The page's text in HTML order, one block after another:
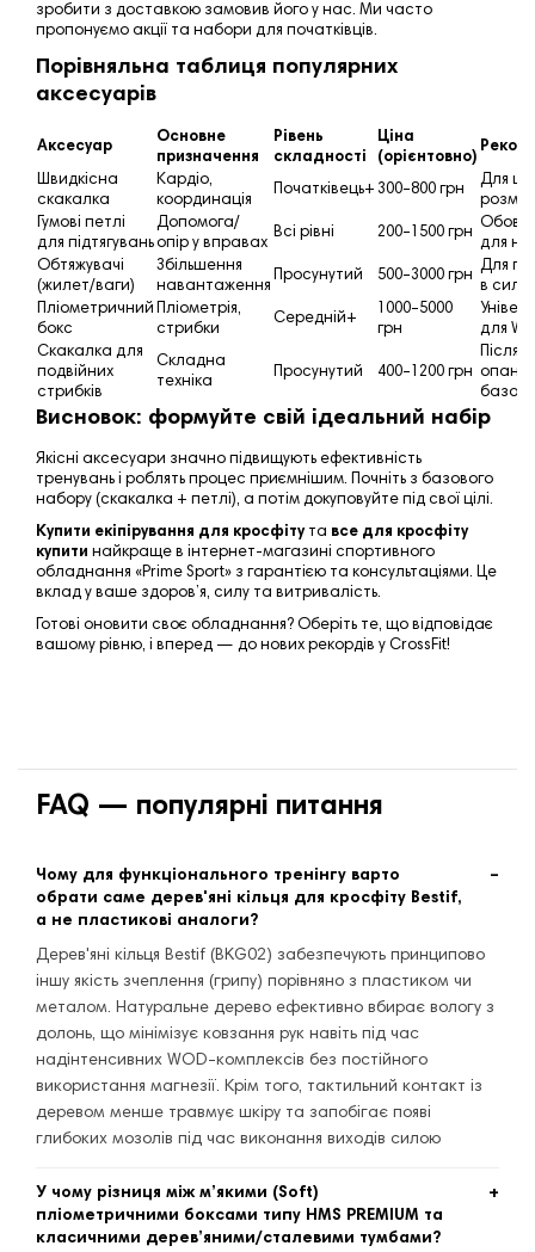
зробити з доставкою замовив його у нас. Ми часто
пропонуємо акції та набори для початківців.
Порівняльна таблиця популярних
аксесуарів
Аксесуар
Основне
призначення
Рівень
складності
Ціна
(орієнтовно)
Швидкісна
скакалка
Кардіо,
координація
Початківець+ 300–800 грн
Для
Гумові петлі
для підтягувань
Допомога/
опір у вправах
Всі рівні 200–1500 грн
для
Обтяжувачі
(жилет/ваги)
Збільшення
навантаження
Просунутий 500–3000 грн
Для
в силі
Пліометричний
бокс
Пліометрія,
стрибки
Середній+
1000–5000
грн
для
Скакалка для
подвійних
стрибків
Складна
техніка
Просунутий 400–1200 грн
Після
Висновок: формуйте свій ідеальний набір
Якісні аксесуари значно підвищують ефективність
тренувань і роблять процес приємнішим. Почніть з базового
набору (скакалка + петлі), а потім докуповуйте під свої цілі.
Купити екіпірування для кросфітута все для кросфіту
купити найкраще в інтернет-магазині спортивного
обладнання «Prime Sport» з гарантією та консультаціями. Це
вклад у ваше здоров’я, силу та витривалість.
Готові оновити своє обладнання? Оберіть те, що відповідає
вашому рівню, і вперед — до нових рекордів у CrossFit!
FAQ — популярні питання
Чому для функціонального тренінгу варто
обрати саме дерев'яні кільця для кросфіту Bestif,
а не пластикові аналоги?
Дерев'яні кільця Bestif (BKG02) забезпечують принципово
іншу якість зчеплення (грипу) порівняно з пластиком чи
металом. Натуральне дерево ефективно вбирає вологу з
долонь, що мінімізує ковзання рук навіть під час
надінтенсивних WOD-комплексів без постійного
використання магнезії. Крім того, тактильний контакт із
деревом менше травмує шкіру та запобігає появі
глибоких мозолів під час виконання виходів силою
У чому різниця між м’якими (Soft)
пліометричними боксами типу HMS PREMIUM та
класичними дерев’яними/сталевими тумбами?